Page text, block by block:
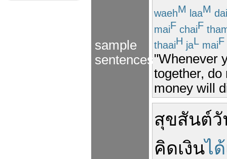
sample
sentences
waehM laaM dai
maiF chaiF
thaaiH jaL maiF
"Whenever
together, do
money will
สุขสันต์วั
คิดเงินไ